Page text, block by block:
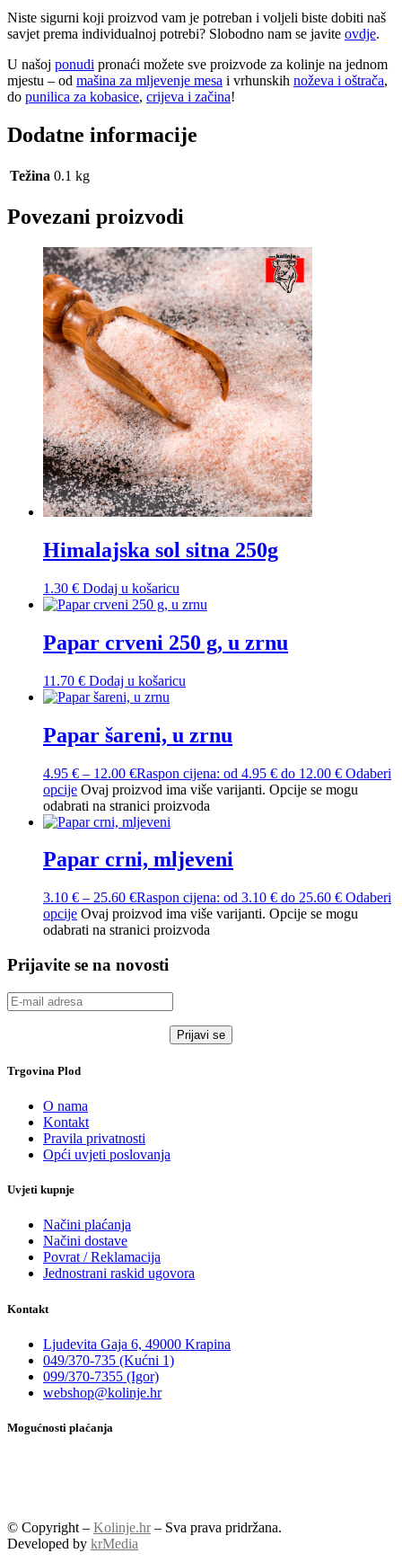
Niste sigurni koji proizvod vam je potreban i voljeli biste dobiti naš
savjet prema individualnoj potrebi? Slobodno nam se javite ovdje.
U našoj ponudi pronaći možete sve proizvode za kolinje na jednom
mjestu – od mašina za mljevenje mesa i vrhunskih noževa i oštrača,
do punilica za kobasice, crijeva i začina!
Dodatne informacije
Težina 0.1 kg
Povezani proizvodi
Himalajska sol sitna 250g
1.30 € Dodaj u košaricu
Papar crveni 250 g, u zrnu
11.70 € Dodaj u košaricu
Papar šareni, u zrnu
4.95 € – 12.00 €Raspon cijena: od 4.95 € do 12.00 € Odaberi
opcije Ovaj proizvod ima više varijanti. Opcije se mogu
odabrati na stranici proizvoda
Papar crni, mljeveni
3.10 € – 25.60 €Raspon cijena: od 3.10 € do 25.60 € Odaberi
opcije Ovaj proizvod ima više varijanti. Opcije se mogu
odabrati na stranici proizvoda
Prijavite se na novosti
Trgovina Plod
O nama
Kontakt
Pravila privatnosti
Opći uvjeti poslovanja
Uvjeti kupnje
Načini plaćanja
Načini dostave
Povrat / Reklamacija
Jednostrani raskid ugovora
Kontakt
Ljudevita Gaja 6, 49000 Krapina
049/370-735 (Kućni 1)
099/370-7355 (Igor)
webshop@kolinje.hr
Mogućnosti plaćanja
© Copyright – Kolinje.hr– Sva prava pridržana.
Developed by krMedia